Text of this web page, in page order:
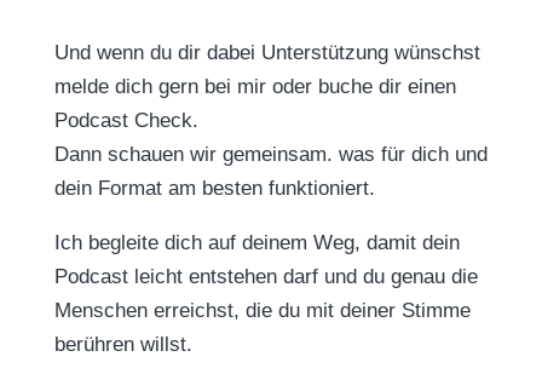
Und wenn du dir dabei Unterstützung wünschst
melde dich gern bei mir oder buche dir einen
Podcast Check.
Dann schauen wir gemeinsam. was für dich und
dein Format am besten funktioniert.
Ich begleite dich auf deinem Weg, damit dein
Podcast leicht entstehen darf und du genau die
Menschen erreichst, die du mit deiner Stimme
berühren willst.